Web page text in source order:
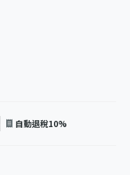
自動退稅10%